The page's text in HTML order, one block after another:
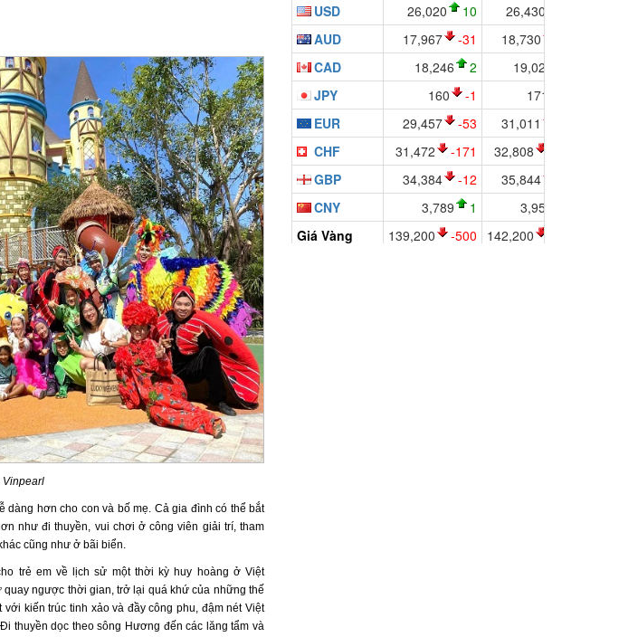
Vinpearl
dàng hơn cho con và bố mẹ. Cả gia đình có thể bắt
như đi thuyền, vui chơi ở công viên giải trí, tham
cũng như ở bãi biển.
trẻ em về lịch sử một thời kỳ huy hoàng ở Việt
ngược thời gian, trở lại quá khứ của những thế
kiến trúc tinh xảo và đầy công phu, đậm nét Việt
thuyền dọc theo sông Hương đến các lăng tẩm và